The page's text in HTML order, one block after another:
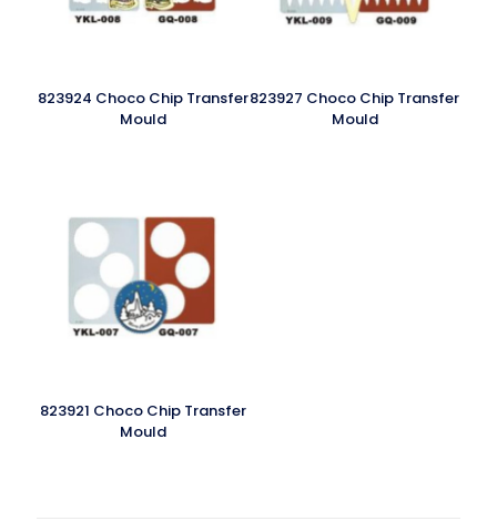
823924 Choco Chip Transfer
Mould
823927 Choco Chip Transfer
Mould
823921 Choco Chip Transfer
Mould